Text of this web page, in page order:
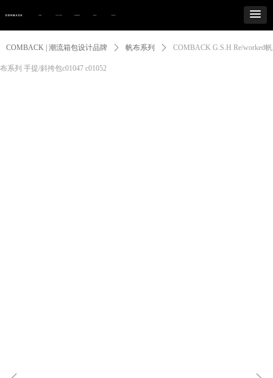
COMBACK | 潮流箱包设计品牌 ꄲ 帆布系列 ꄲ COMBACK G.S.H Re/worked帆
布系列 手提/斜挎包c01047 c01052
Control Render
ControlType:productSlideBind Error:未将对象引用设置到对象的实例。